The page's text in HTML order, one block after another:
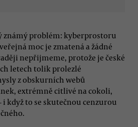
známý problém: kyberprostoru
moc je zmatená a žádné
nepřijmeme, protože je české
letech tolik prolezlé
z obskurních webů
extrémně citlivé na cokoli,
když to se skutečnou cenzurou